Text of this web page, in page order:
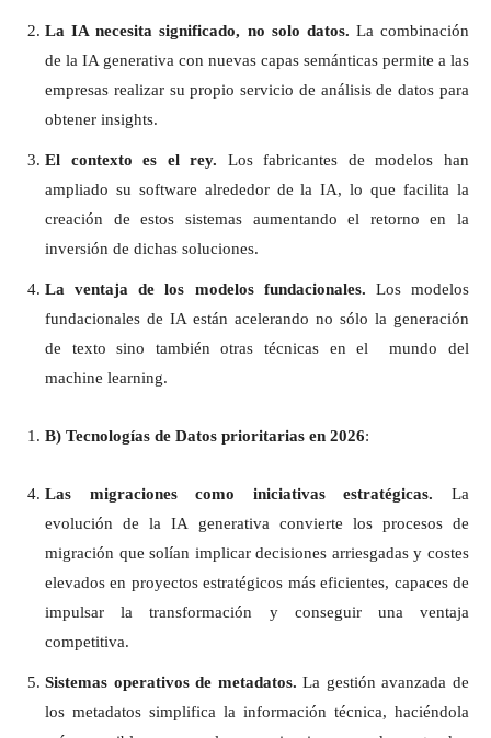
La IA necesita significado, no solo datos. La combinación
de la IA generativa con nuevas capas semánticas permite a las
empresas realizar su propio servicio de análisis de datos para
obtener insights.
El contexto es el rey. Los fabricantes de modelos han
ampliado su software alrededor de la IA, lo que facilita la
creación de estos sistemas aumentando el retorno en la
inversión de dichas soluciones.
La ventaja de los modelos fundacionales. Los modelos
fundacionales de IA están acelerando no sólo la generación
de texto sino también otras técnicas en el mundo del
machine learning.
B) Tecnologías de Datos prioritarias en 2026:
Las migraciones como iniciativas estratégicas. La
evolución de la IA generativa convierte los procesos de
migración que solían implicar decisiones arriesgadas y costes
elevados en proyectos estratégicos más eficientes, capaces de
impulsar la transformación y conseguir una ventaja
competitiva.
Sistemas operativos de metadatos. La gestión avanzada de
los metadatos simplifica la información técnica, haciéndola